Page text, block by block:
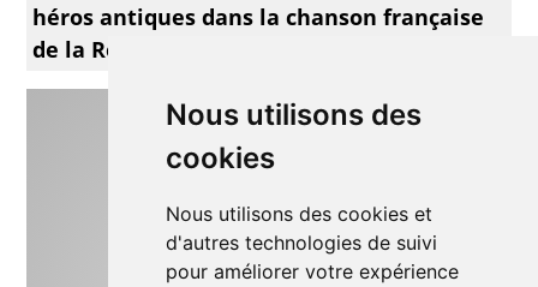
Nous utilisons des
cookies
Nous utilisons des cookies et
d'autres technologies de suivi
pour améliorer votre expérience
héros antiques dans la chanson française
de la Renaissance